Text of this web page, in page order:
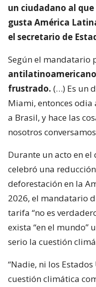
un ciudadano al
gusta América
el secretario de
Según el mandatario
frustrado. (…) Es un
Miami, entonces odia
a Brasil, y hace las
nosotros
Durante un acto en
celebró una
deforestación en la
2026, el mandatario
tarifa “no es
exista “en el mundo”
serio la cuestión
“Nadie, ni los
cuestión climática